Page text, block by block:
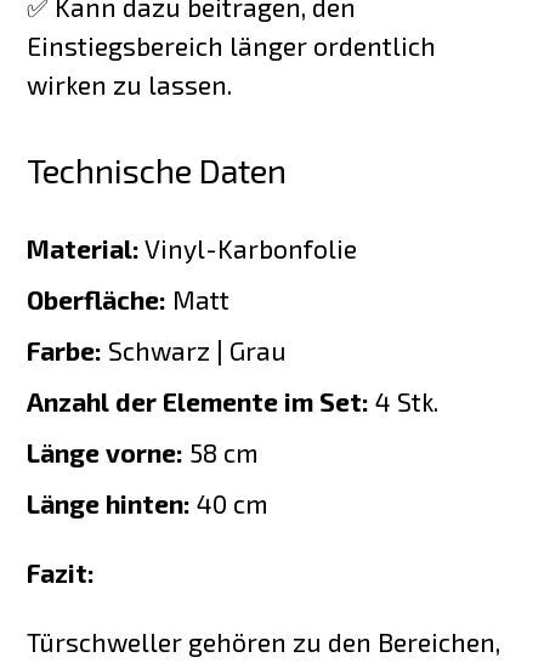
✅ Kann dazu beitragen, den
Einstiegsbereich länger ordentlich
wirken zu lassen.
Technische Daten
Material: Vinyl-Karbonfolie
Oberfläche: Matt
Farbe: Schwarz | Grau
Anzahl der Elemente im Set: 4 Stk.
Länge vorne: 58 cm
Länge hinten: 40 cm
Fazit:
Türschweller gehören zu den Bereichen,